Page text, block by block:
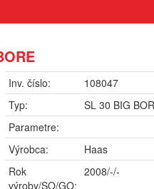
Inv. číslo:
108047
Typ:
SL 30 BIG
Parametre:
Výrobca:
Haas
Rok
výroby/SO/GO:
2008/-/-